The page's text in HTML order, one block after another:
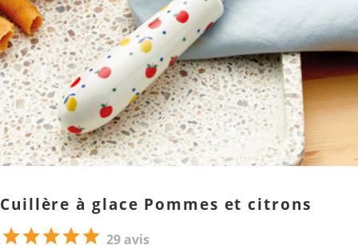
Cuillère à glace Pommes et citrons
29 avis